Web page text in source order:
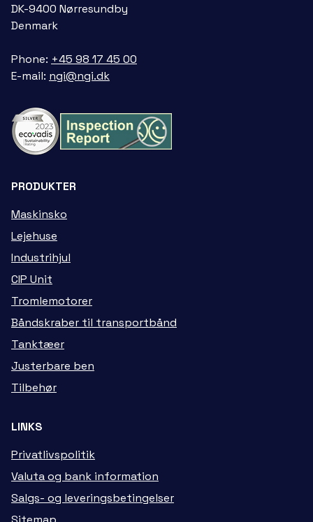
DK-9400 Nørresundby
Denmark
Phone: +45 98 17 45 00
E-mail: ngi@ngi.dk
PRODUKTER
Maskinsko
Lejehuse
Industrihjul
CIP Unit
Tromlemotorer
Båndskraber til transportbånd
Tanktæer
Justerbare ben
Tilbehør
LINKS
Privatlivspolitik
Valuta og bank information
Salgs- og leveringsbetingelser